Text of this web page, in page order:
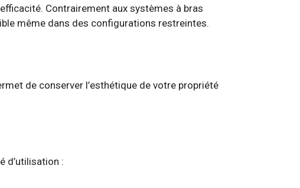
Contrairement aux systèmes à bras
même dans des configurations restreintes.
de conserver l’esthétique de votre propriété
d’utilisation :